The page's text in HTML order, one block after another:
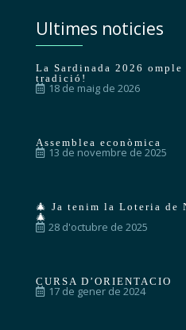
Ultimes noticies
La Sardinada 2026
tradició!
18 de maig de 2026
Assemblea econòmica
13 de novembre de 2025
🎄 Ja tenim la Loteria de
🎄
28 d'octubre de 2025
CURSA D’ORIENTACIO
17 de gener de 2024